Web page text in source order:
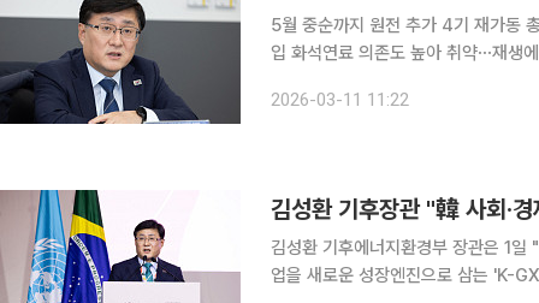
5월 중순까지 원전 추가 4기 재가동
입 화석연료 의존도 높아 취약⋯재생에너지 보급 가속화" 정부
연가스 도입 차질 시 석탄발전 가동률
2026-03-11 11:22
김성환 기후장관 "韓 사회·
김성환 기후에너지환경부 장관은 1일
업을 새로운 성장엔진으로 삼는 'K-